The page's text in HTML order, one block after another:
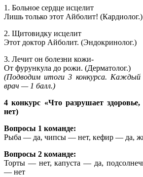
1. Больное сердце исцелит
Лишь только этот Айболит! (Кардиолог.)
2. Щитовидку исцелит
Этот доктор Айболит. (Эндокринолог.)
3. Лечит он болезни кожи-
От фурункула до рожи. (Дерматолог.)
(Подводим итоги 3 конкурса. Каждый
врач — 1 балл.)
4 конкурс «Что разрушает здоровье,
нет)
Вопросы 1 команде:
Рыба — да, чипсы — нет, кефир — да,
Вопросы 2 команде:
Торты — нет, капуста — да,
— нет